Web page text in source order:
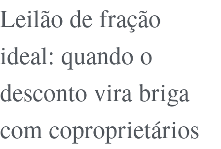
Leilão de fração
ideal: quando o
desconto vira briga
com coproprietários